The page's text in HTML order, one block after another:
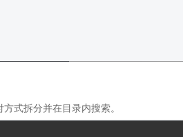
式拆分并在目录内搜索。